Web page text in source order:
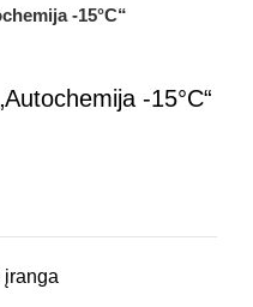
-15°C“
-15°C“
įranga